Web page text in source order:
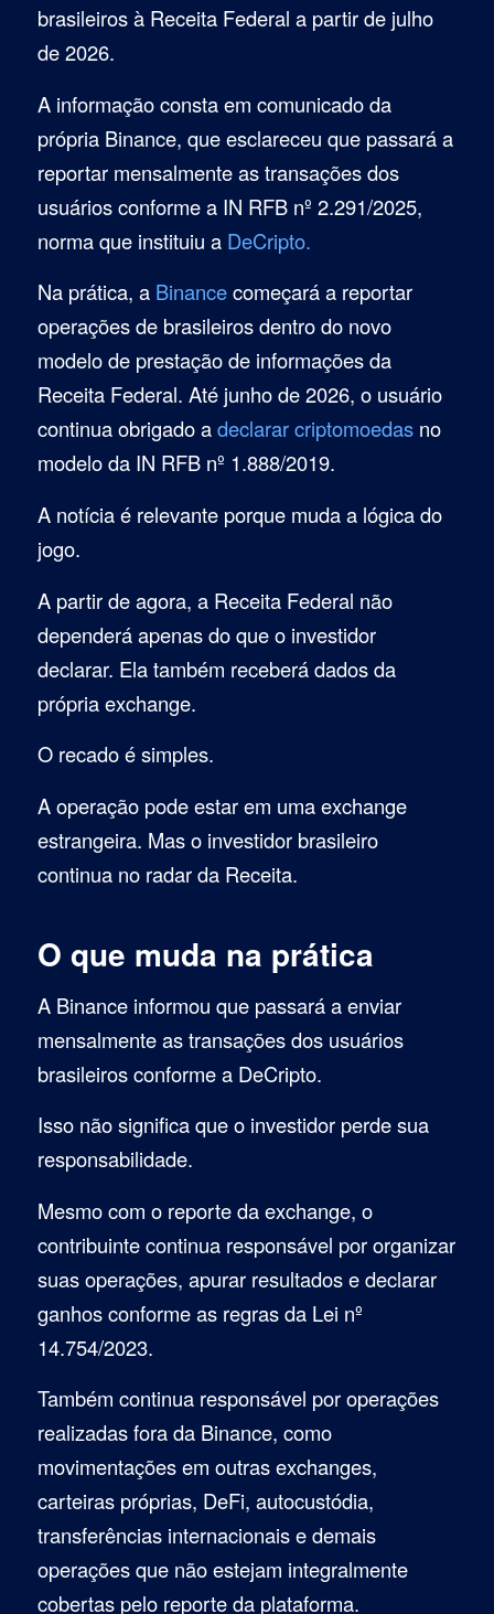
brasileiros à Receita Federal a partir de julho
de 2026.
A informação consta em comunicado da
própria Binance, que esclareceu que passará a
reportar mensalmente as transações dos
usuários conforme a IN RFB nº 2.291/2025,
norma que instituiu a DeCripto.
Na prática, a Binancecomeçará a reportar
operações de brasileiros dentro do novo
modelo de prestação de informações da
Receita Federal. Até junho de 2026, o usuário
continua obrigado adeclarar criptomoedasno
modelo da IN RFB nº 1.888/2019.
A notícia é relevante porque muda a lógica do
jogo.
A partir de agora, a Receita Federal não
dependerá apenas do que o investidor
declarar. Ela também receberá dados da
própria exchange.
O recado é simples.
A operação pode estar em uma exchange
estrangeira. Mas o investidor brasileiro
continua no radar da Receita.
O que muda na prática
A Binance informou que passará a enviar
mensalmente as transações dos usuários
brasileiros conforme a DeCripto.
Isso não significa que o investidor perde sua
responsabilidade.
Mesmo com o reporte da exchange, o
contribuinte continua responsável por organizar
suas operações, apurar resultados e declarar
ganhos conforme as regras da Lei nº
14.754/2023.
Também continua responsável por operações
realizadas fora da Binance, como
movimentações em outras exchanges,
carteiras próprias, DeFi, autocustódia,
transferências internacionais e demais
operações que não estejam integralmente
cobertas pelo reporte da plataforma.